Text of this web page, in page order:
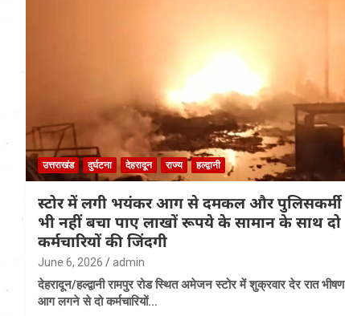
उत्तराखंड दुर्घटना देहरादून राज्य हल्द्वानी
स्टोर में लगी भयंकर आग से दमकल और पुलिसकर्मी
भी नहीं बचा पाए लाखों रूपये के सामान के साथ दो
कर्मचारियों की जिंदगी
June 6, 2026 admin
देहरादून/हल्द्वानी रामपुर रोड स्थित अमेजन स्टोर में शुक्रवार देर रात भीषण
आग लगने से दो कर्मचारियों…